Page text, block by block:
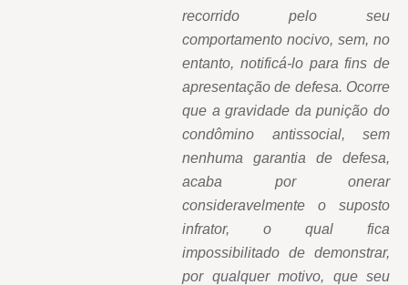
recorrido pelo seu
comportamento nocivo, sem, no
entanto, notificá-lo para fins de
apresentação de defesa. Ocorre
que a gravidade da punição do
condômino antissocial, sem
nenhuma garantia de defesa,
acaba por onerar
consideravelmente o suposto
infrator, o qual fica
impossibilitado de demonstrar,
por qualquer motivo, que seu